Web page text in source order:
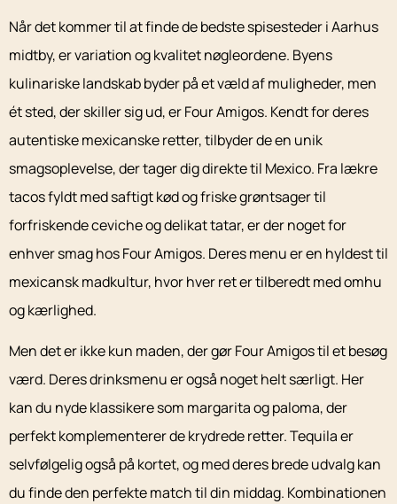
Når det kommer til at finde de bedste spisesteder i Aarhus
midtby, er variation og kvalitet nøgleordene. Byens
kulinariske landskab byder på et væld af muligheder, men
ét sted, der skiller sig ud, er Four Amigos. Kendt for deres
autentiske mexicanske retter, tilbyder de en unik
smagsoplevelse, der tager dig direkte til Mexico. Fra lækre
tacos fyldt med saftigt kød og friske grøntsager til
forfriskende ceviche og delikat tatar, er der noget for
enhver smag hos Four Amigos. Deres menu er en hyldest til
mexicansk madkultur, hvor hver ret er tilberedt med omhu
og kærlighed.
Men det er ikke kun maden, der gør Four Amigos til et besøg
værd. Deres drinksmenu er også noget helt særligt. Her
kan du nyde klassikere som margarita og paloma, der
perfekt komplementerer de krydrede retter. Tequila er
selvfølgelig også på kortet, og med deres brede udvalg kan
du finde den perfekte match til din middag. Kombinationen